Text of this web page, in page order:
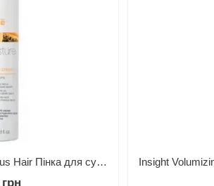
Milk Shake Moisture Plus Hair Пінка для сухого волосся, 200 мл